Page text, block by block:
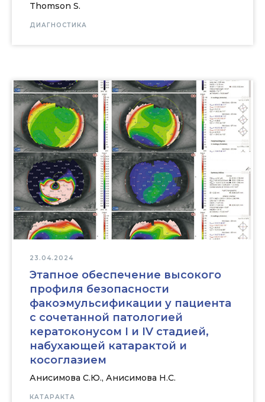
Thomson S.
ДИАГНОСТИКА
23.04.2024
Этапное обеспечение высокого
профиля безопасности
факоэмульсификации у пациента
с сочетанной патологией
кератоконусом I и IV стадией,
набухающей катарактой и
косоглазием
Анисимова С.Ю., Анисимова Н.С.
КАТАРАКТА